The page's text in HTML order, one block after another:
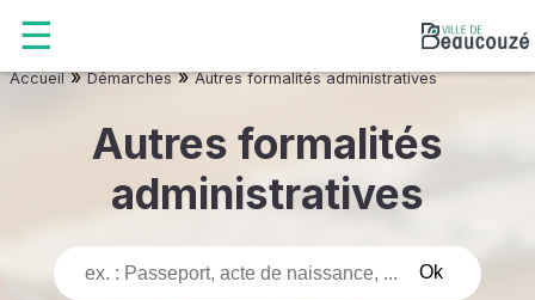
Accueil»Démarches»Autres formalités administratives
Autres formalités
administratives